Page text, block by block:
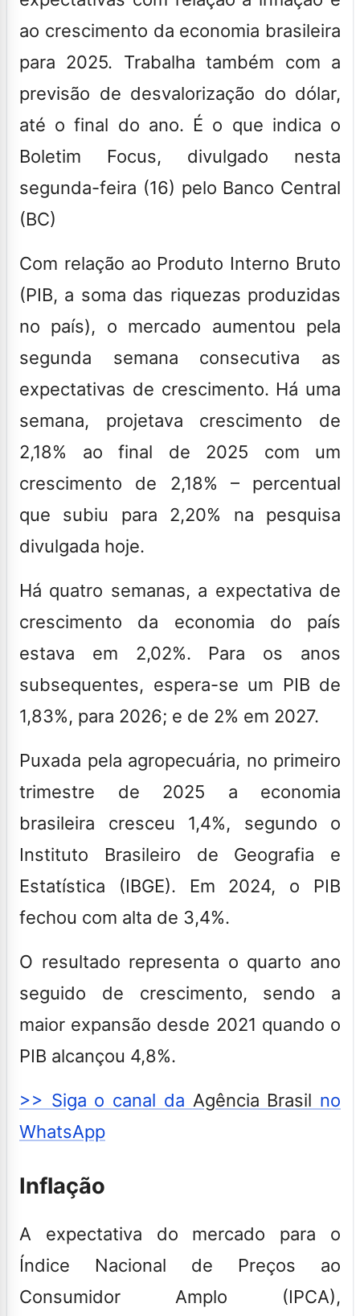
ao crescimento da economia brasileira
para 2025. Trabalha também com a
previsão de desvalorização do dólar,
até o final do ano. É o que indica o
Boletim Focus, divulgado nesta
segunda-feira (16) pelo Banco Central
(BC)
Com relação ao Produto Interno Bruto
(PIB, a soma das riquezas produzidas
no país), o mercado aumentou pela
segunda semana consecutiva as
expectativas de crescimento. Há uma
semana, projetava crescimento de
2,18% ao final de 2025 com um
crescimento de 2,18% – percentual
que subiu para 2,20% na pesquisa
divulgada hoje.
Há quatro semanas, a expectativa de
crescimento da economia do país
estava em 2,02%. Para os anos
subsequentes, espera-se um PIB de
1,83%, para 2026; e de 2% em 2027.
Puxada pela agropecuária, no primeiro
trimestre de 2025 a economia
brasileira cresceu 1,4%, segundo o
Instituto Brasileiro de Geografia e
Estatística (IBGE). Em 2024, o PIB
fechou com alta de 3,4%.
O resultado representa o quarto ano
seguido de crescimento, sendo a
maior expansão desde 2021 quando o
PIB alcançou 4,8%.
>> Siga o canal da Agência Brasil no
WhatsApp
Inflação
A expectativa do mercado para o
Índice Nacional de Preços ao
Consumidor Amplo (IPCA),